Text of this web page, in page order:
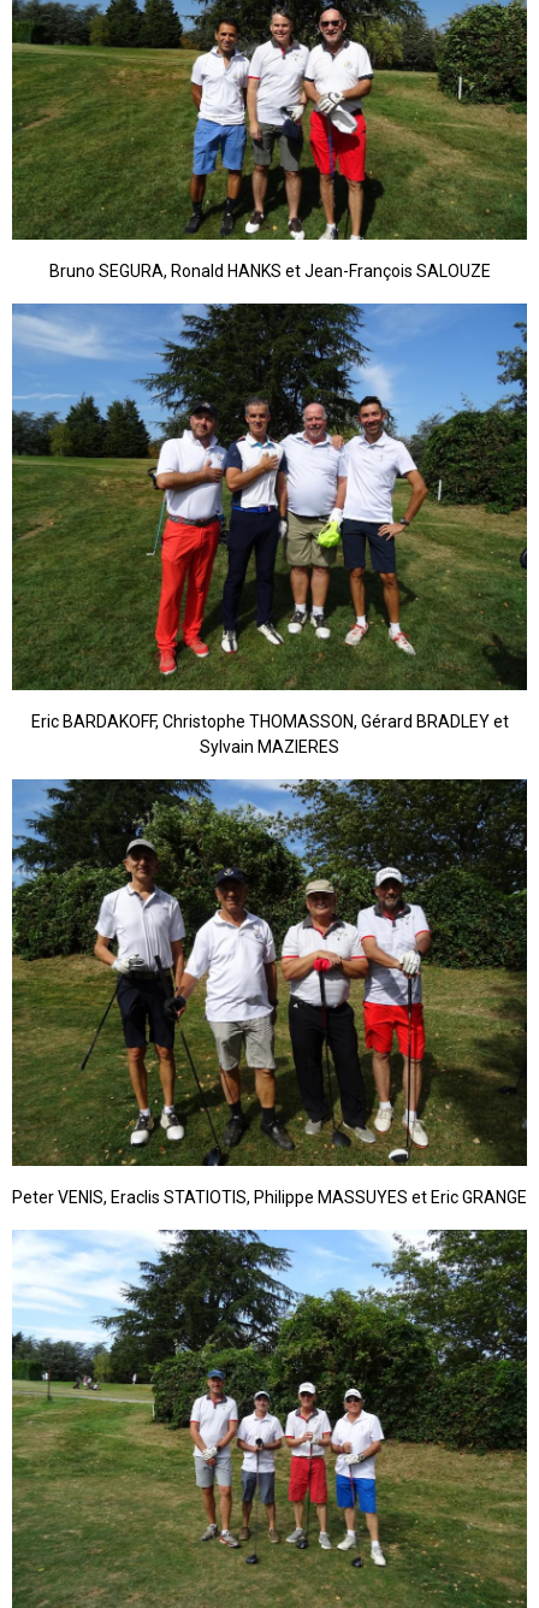
Bruno SEGURA, Ronald HANKS et Jean-François SALOUZE
Eric BARDAKOFF, Christophe THOMASSON, Gérard BRADLEY et
Sylvain MAZIERES
Peter VENIS, Eraclis STATIOTIS, Philippe MASSUYES et Eric GRANGE